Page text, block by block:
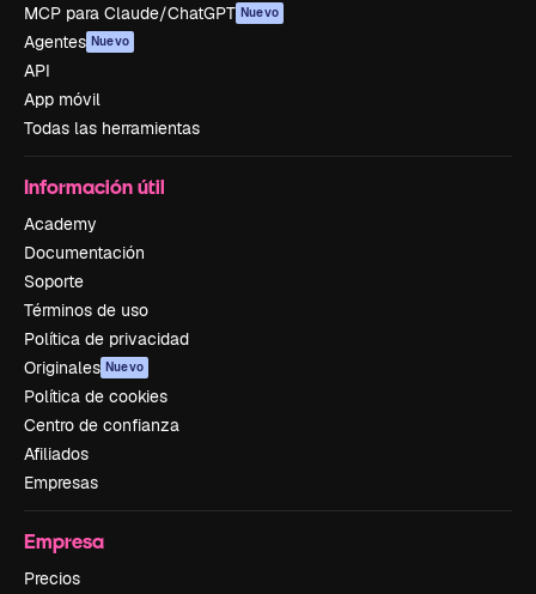
MCP para Claude/ChatGPT Nuevo
Agentes Nuevo
API
App móvil
Todas las herramientas
Información útil
Academy
Documentación
Soporte
Términos de uso
Política de privacidad
Originales Nuevo
Política de cookies
Centro de confianza
Afiliados
Empresas
Empresa
Precios